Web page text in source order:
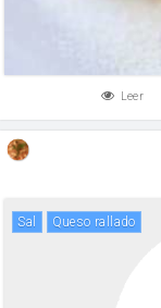
Leer
sal queso rallado